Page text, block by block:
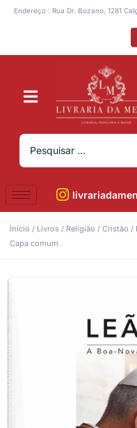
Endereço : Rua Dr. Bozano, 1281
Início / Livros / Religião / Cristão /
Capa comum